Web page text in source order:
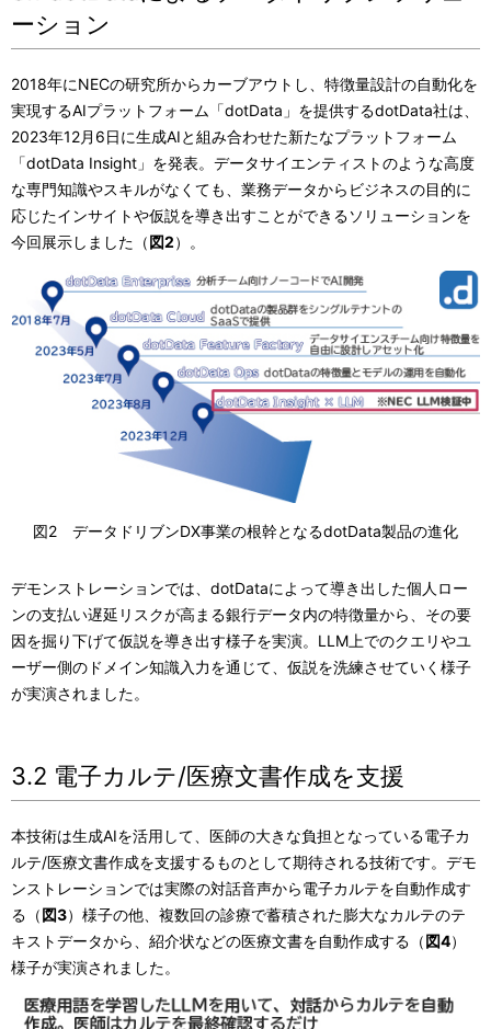
ーション
2018年にNECの研究所からカーブアウトし、特徴量設計の自動化を
実現するAIプラットフォーム「dotData」を提供するdotData社は、
2023年12月6日に生成AIと組み合わせた新たなプラットフォーム
「dotData Insight」を発表。データサイエンティストのような高度
な専門知識やスキルがなくても、業務データからビジネスの目的に
応じたインサイトや仮説を導き出すことができるソリューションを
今回展示しました（図2）。
図2 データドリブンDX事業の根幹となるdotData製品の進化
デモンストレーションでは、dotDataによって導き出した個人ロー
ンの支払い遅延リスクが高まる銀行データ内の特徴量から、その要
因を掘り下げて仮説を導き出す様子を実演。LLM上でのクエリやユ
ーザー側のドメイン知識入力を通じて、仮説を洗練させていく様子
が実演されました。
3.2 電子カルテ/医療文書作成を支援
本技術は生成AIを活用して、医師の大きな負担となっている電子カ
ルテ/医療文書作成を支援するものとして期待される技術です。デモ
ンストレーションでは実際の対話音声から電子カルテを自動作成す
る（図3）様子の他、複数回の診療で蓄積された膨大なカルテのテ
キストデータから、紹介状などの医療文書を自動作成する（図4）
様子が実演されました。